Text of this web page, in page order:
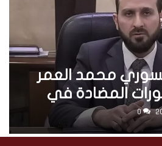
السوري محمد العمر
المضادة في
0